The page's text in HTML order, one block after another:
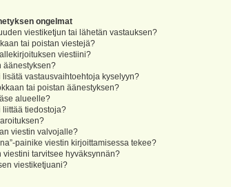
ongelmat
viestiketjun tai lähetän vastauksen?
tai poistan viestejä?
viestiini?
äänestyksen?
lisätä vastausvaihtoehtoja kyselyyn?
tai poistan äänestyksen?
alueelle?
liittää tiedostoja?
viestin valvojalle?
painike viestin kirjoittamisessa tekee?
viestini tarvitsee hyväksynnän?
viestiketjuani?